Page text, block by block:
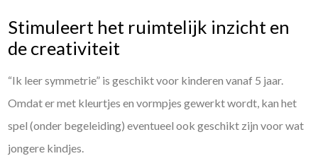
Stimuleert het ruimtelijk inzicht en
de creativiteit
“Ik leer symmetrie” is geschikt voor kinderen vanaf 5 jaar.
Omdat er met kleurtjes en vormpjes gewerkt wordt, kan het
spel (onder begeleiding) eventueel ook geschikt zijn voor wat
jongere kindjes.